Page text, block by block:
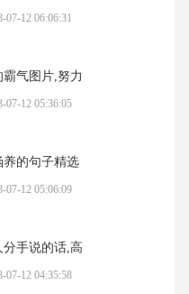
07-12 06:06:31
气图片,努力
07-12 05:36:05
养的句子精选
07-12 05:06:09
手说的话,高
07-12 04:35:58